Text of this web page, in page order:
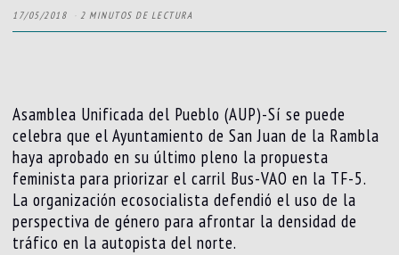
17/05/2018 2 MINUTOS DE LECTURA
Asamblea Unificada del Pueblo (AUP)-Sí se puede
celebra que el Ayuntamiento de San Juan de la Rambla
haya aprobado en su último pleno la propuesta
feminista para priorizar el carril Bus-VAO en la TF-5.
La organización ecosocialista defendió el uso de la
perspectiva de género para afrontar la densidad de
tráfico en la autopista del norte.